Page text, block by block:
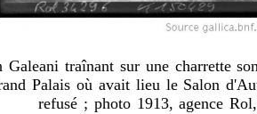
Galeani traînant sur une charrette
Palais où avait lieu le Salon
refusé ; photo 1913, agence